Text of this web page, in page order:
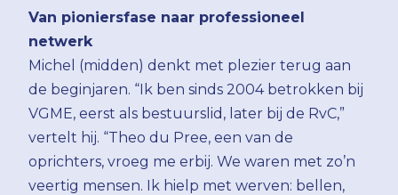
Van pioniersfase naar professioneel
netwerk
Michel (midden) denkt met plezier terug aan
de beginjaren. “Ik ben sinds 2004 betrokken bij
VGME, eerst als bestuurslid, later bij de RvC,”
vertelt hij. “Theo du Pree, een van de
oprichters, vroeg me erbij. We waren met zo’n
veertig mensen. Ik hielp met werven: bellen,